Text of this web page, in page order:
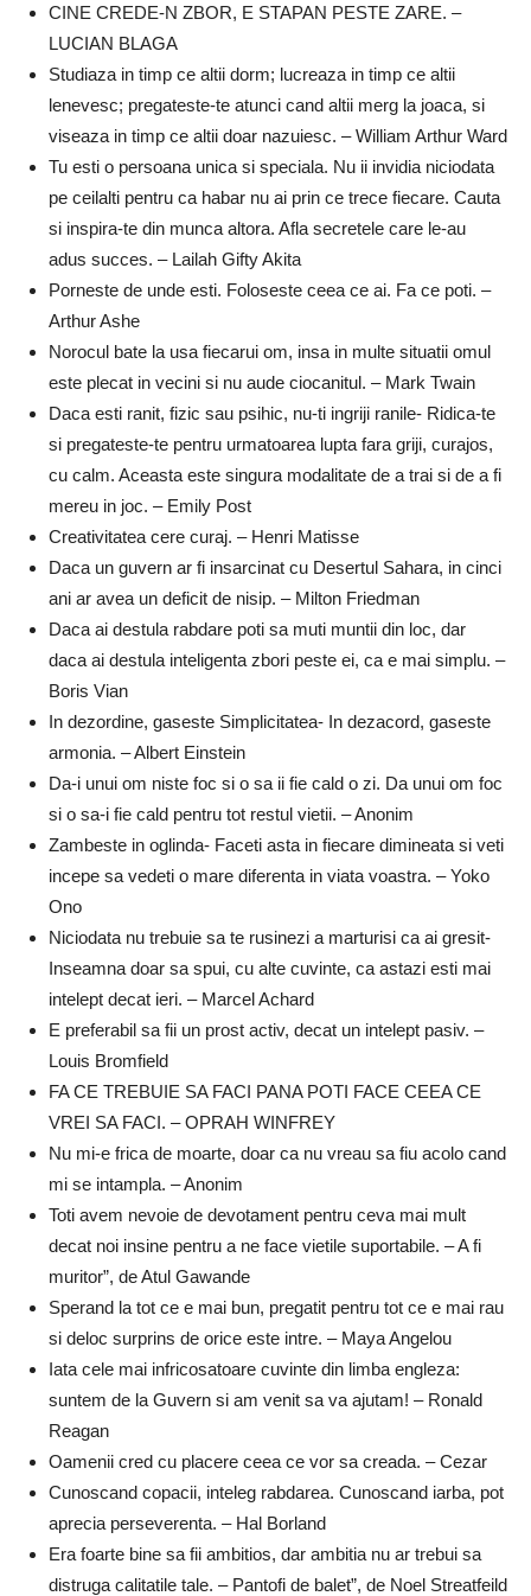
CINE CREDE-N ZBOR, E STAPAN PESTE ZARE. –
LUCIAN BLAGA
Studiaza in timp ce altii dorm; lucreaza in timp ce altii
lenevesc; pregateste-te atunci cand altii merg la joaca, si
viseaza in timp ce altii doar nazuiesc. – William Arthur Ward
Tu esti o persoana unica si speciala. Nu ii invidia niciodata
pe ceilalti pentru ca habar nu ai prin ce trece fiecare. Cauta
si inspira-te din munca altora. Afla secretele care le-au
adus succes. – Lailah Gifty Akita
Porneste de unde esti. Foloseste ceea ce ai. Fa ce poti. –
Arthur Ashe
Norocul bate la usa fiecarui om, insa in multe situatii omul
este plecat in vecini si nu aude ciocanitul. – Mark Twain
Daca esti ranit, fizic sau psihic, nu-ti ingriji ranile- Ridica-te
si pregateste-te pentru urmatoarea lupta fara griji, curajos,
cu calm. Aceasta este singura modalitate de a trai si de a fi
mereu in joc. – Emily Post
Creativitatea cere curaj. – Henri Matisse
Daca un guvern ar fi insarcinat cu Desertul Sahara, in cinci
ani ar avea un deficit de nisip. – Milton Friedman
Daca ai destula rabdare poti sa muti muntii din loc, dar
daca ai destula inteligenta zbori peste ei, ca e mai simplu. –
Boris Vian
In dezordine, gaseste Simplicitatea- In dezacord, gaseste
armonia. – Albert Einstein
Da-i unui om niste foc si o sa ii fie cald o zi. Da unui om foc
si o sa-i fie cald pentru tot restul vietii. – Anonim
Zambeste in oglinda- Faceti asta in fiecare dimineata si veti
incepe sa vedeti o mare diferenta in viata voastra. – Yoko
Ono
Niciodata nu trebuie sa te rusinezi a marturisi ca ai gresit-
Inseamna doar sa spui, cu alte cuvinte, ca astazi esti mai
intelept decat ieri. – Marcel Achard
E preferabil sa fii un prost activ, decat un intelept pasiv. –
Louis Bromfield
FA CE TREBUIE SA FACI PANA POTI FACE CEEA CE
VREI SA FACI. – OPRAH WINFREY
Nu mi-e frica de moarte, doar ca nu vreau sa fiu acolo cand
mi se intampla. – Anonim
Toti avem nevoie de devotament pentru ceva mai mult
decat noi insine pentru a ne face vietile suportabile. – A fi
muritor”, de Atul Gawande
Sperand la tot ce e mai bun, pregatit pentru tot ce e mai rau
si deloc surprins de orice este intre. – Maya Angelou
Iata cele mai infricosatoare cuvinte din limba engleza:
suntem de la Guvern si am venit sa va ajutam! – Ronald
Reagan
Oamenii cred cu placere ceea ce vor sa creada. – Cezar
Cunoscand copacii, inteleg rabdarea. Cunoscand iarba, pot
aprecia perseverenta. – Hal Borland
Era foarte bine sa fii ambitios, dar ambitia nu ar trebui sa
distruga calitatile tale. – Pantofi de balet”, de Noel Streatfeild